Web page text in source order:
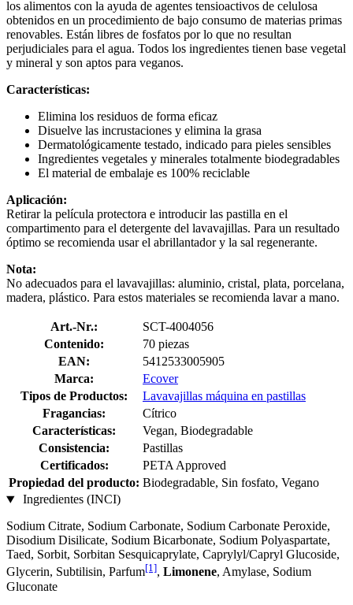
los alimentos con la ayuda de agentes tensioactivos de celulosa
obtenidos en un procedimiento de bajo consumo de materias primas
renovables. Están libres de fosfatos por lo que no resultan
perjudiciales para el agua. Todos los ingredientes tienen base vegetal
y mineral y son aptos para veganos.
Características:
Elimina los residuos de forma eficaz
Disuelve las incrustaciones y elimina la grasa
Dermatológicamente testado, indicado para pieles sensibles
Ingredientes vegetales y minerales totalmente biodegradables
El material de embalaje es 100% reciclable
Aplicación:
Retirar la película protectora e introducir las pastilla en el
compartimento para el detergente del lavavajillas. Para un resultado
óptimo se recomienda usar el abrillantador y la sal regenerante.
Nota:
No adecuados para el lavavajillas: aluminio, cristal, plata, porcelana,
madera, plástico. Para estos materiales se recomienda lavar a mano.
Art.-Nr.:
SCT-4004056
Contenido:
70 piezas
EAN:
5412533005905
Marca:
Ecover
Tipos de Productos:
Lavavajillas máquina en pastillas
Fragancias:
Cítrico
Características:
Vegan, Biodegradable
Consistencia:
Pastillas
Certificados:
PETA Approved
Propiedad del producto: Biodegradable, Sin fosfato, Vegano
Ingredientes (INCI)
Sodium Citrate, Sodium Carbonate, Sodium Carbonate Peroxide,
Disodium Disilicate, Sodium Bicarbonate, Sodium Polyaspartate,
Taed, Sorbit, Sorbitan Sesquicaprylate, Caprylyl/Capryl Glucoside,
Glycerin, Subtilisin, Parfum[1], Limonene, Amylase, Sodium
Gluconate